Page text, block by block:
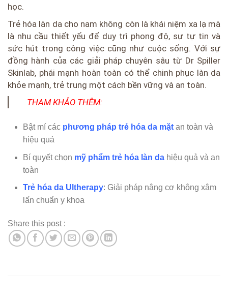
học.
Trẻ hóa làn da cho nam không còn là khái niệm xa lạ mà
là nhu cầu thiết yếu để duy trì phong độ, sự tự tin và
sức hút trong công việc cũng như cuộc sống. Với sự
đồng hành của các giải pháp chuyên sâu từ Dr Spiller
Skinlab, phái mạnh hoàn toàn có thể chinh phục làn da
khỏe mạnh, trẻ trung một cách bền vững và an toàn.
THAM KHẢO THÊM:
Bật mí các phương pháp trẻ hóa da mặt an toàn và
hiệu quả
Bí quyết chọn mỹ phẩm trẻ hóa làn da hiệu quả và an
toàn
Trẻ hóa da Ultherapy: Giải pháp nâng cơ không xâm
lấn chuẩn y khoa
Share this post :